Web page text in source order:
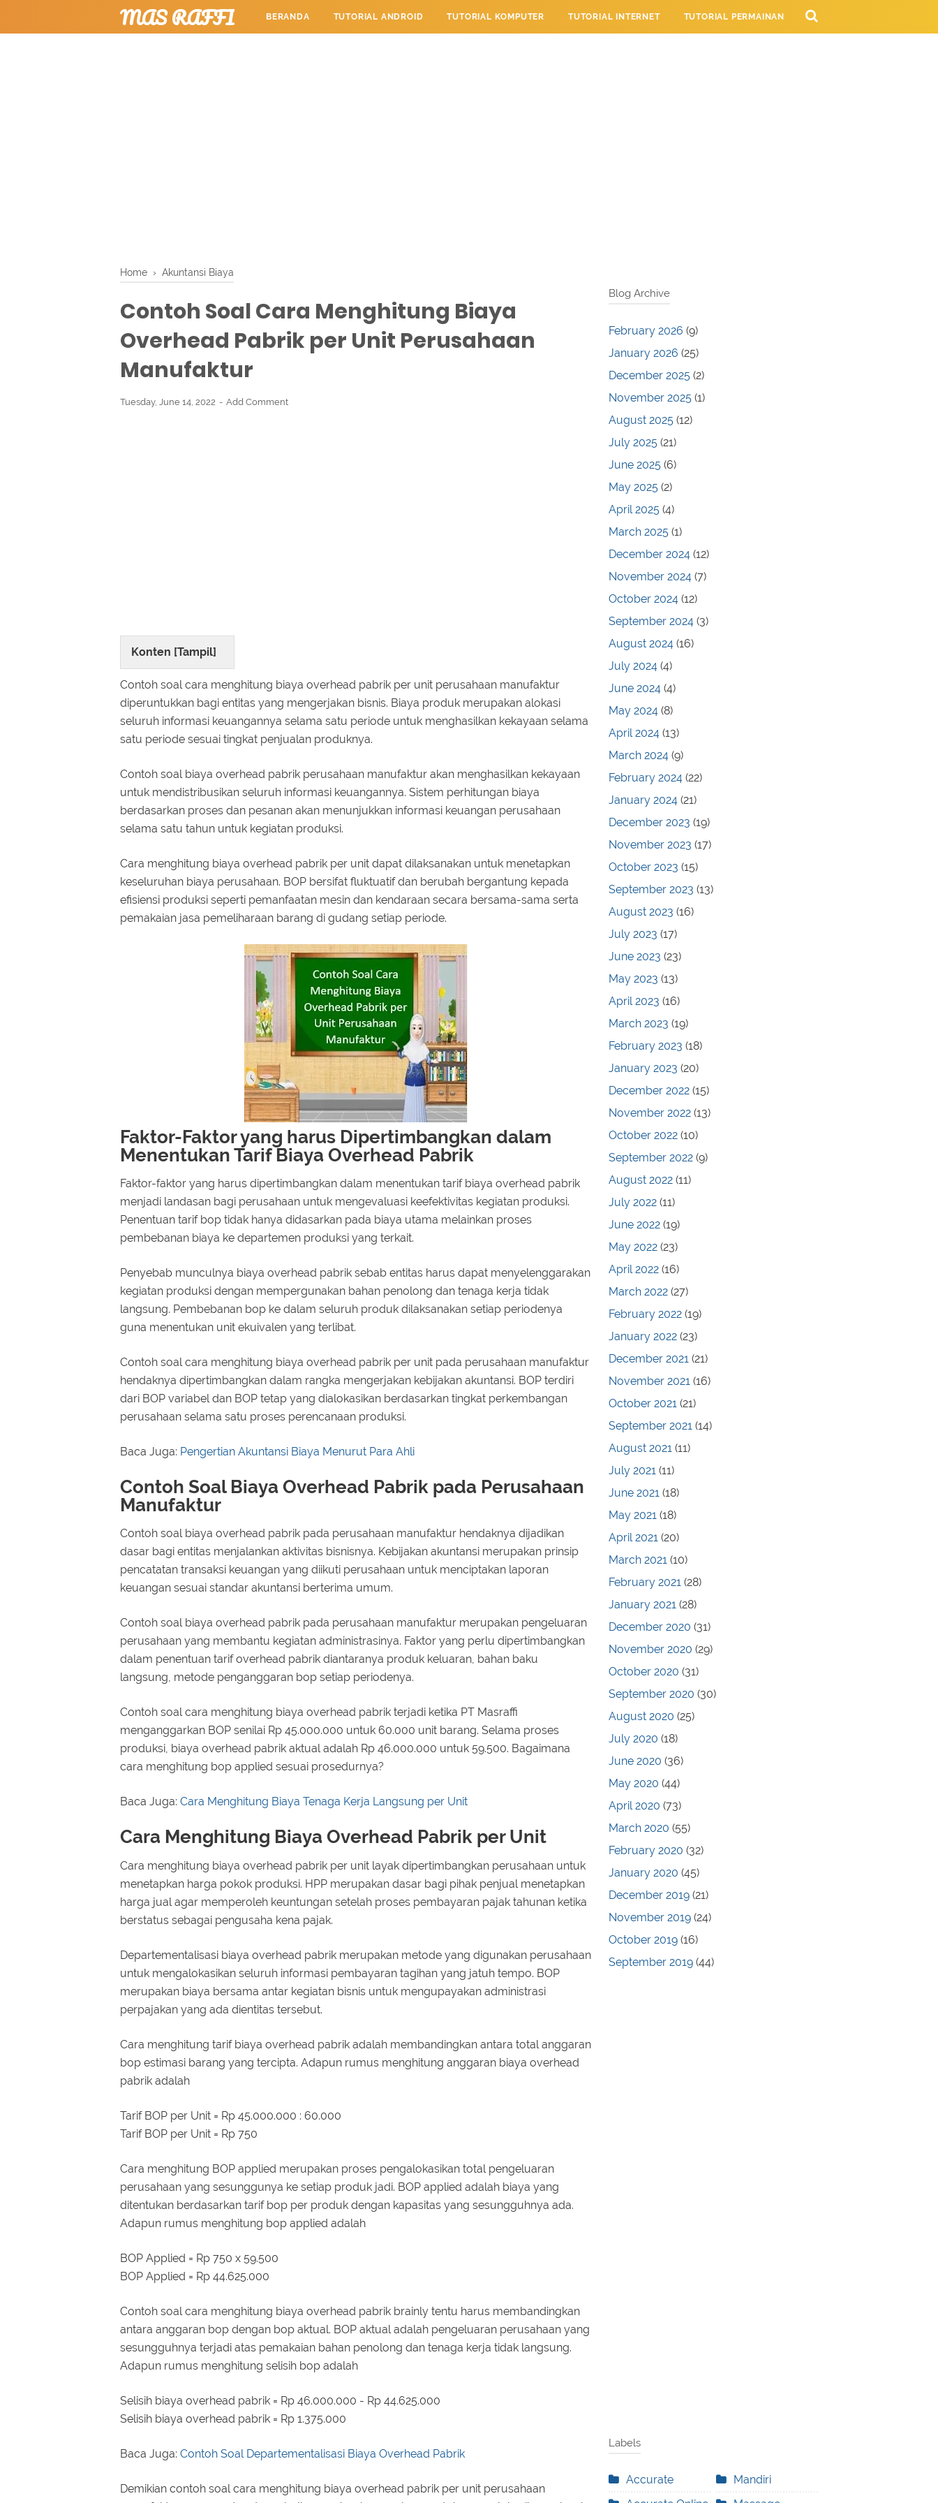
MAS RAFFI BERANDA TUTORIAL ANDROID TUTORIAL KOMPUTER TUTORIAL INTERNET TUTORIAL PERMAINAN
Home › Akuntansi Biaya
Contoh Soal Cara Menghitung Biaya
Overhead Pabrik per Unit Perusahaan
Manufaktur
Tuesday, June 14, 2022 Add Comment
Konten [Tampil]
Contoh soal cara menghitung biaya overhead pabrik per unit perusahaan manufaktur
diperuntukkan bagi entitas yang mengerjakan bisnis. Biaya produk merupakan alokasi
seluruh informasi keuangannya selama satu periode untuk menghasilkan kekayaan selama
satu periode sesuai tingkat penjualan produknya.
Contoh soal biaya overhead pabrik perusahaan manufaktur akan menghasilkan kekayaan
untuk mendistribusikan seluruh informasi keuangannya. Sistem perhitungan biaya
berdasarkan proses dan pesanan akan menunjukkan informasi keuangan perusahaan
selama satu tahun untuk kegiatan produksi.
Cara menghitung biaya overhead pabrik per unit dapat dilaksanakan untuk menetapkan
keseluruhan biaya perusahaan. BOP bersifat fluktuatif dan berubah bergantung kepada
efisiensi produksi seperti pemanfaatan mesin dan kendaraan secara bersama-sama serta
pemakaian jasa pemeliharaan barang di gudang setiap periode.
Faktor-Faktor yang harus Dipertimbangkan dalam
Menentukan Tarif Biaya Overhead Pabrik
Faktor-faktor yang harus dipertimbangkan dalam menentukan tarif biaya overhead pabrik
menjadi landasan bagi perusahaan untuk mengevaluasi keefektivitas kegiatan produksi.
Penentuan tarif bop tidak hanya didasarkan pada biaya utama melainkan proses
pembebanan biaya ke departemen produksi yang terkait.
Penyebab munculnya biaya overhead pabrik sebab entitas harus dapat menyelenggarakan
kegiatan produksi dengan mempergunakan bahan penolong dan tenaga kerja tidak
langsung. Pembebanan bop ke dalam seluruh produk dilaksanakan setiap periodenya
guna menentukan unit ekuivalen yang terlibat.
Contoh soal cara menghitung biaya overhead pabrik per unit pada perusahaan manufaktur
hendaknya dipertimbangkan dalam rangka mengerjakan kebijakan akuntansi. BOP terdiri
dari BOP variabel dan BOP tetap yang dialokasikan berdasarkan tingkat perkembangan
perusahaan selama satu proses perencanaan produksi.
Baca Juga: Pengertian Akuntansi Biaya Menurut Para Ahli
Contoh Soal Biaya Overhead Pabrik pada Perusahaan
Manufaktur
Contoh soal biaya overhead pabrik pada perusahaan manufaktur hendaknya dijadikan
dasar bagi entitas menjalankan aktivitas bisnisnya. Kebijakan akuntansi merupakan prinsip
pencatatan transaksi keuangan yang diikuti perusahaan untuk menciptakan laporan
keuangan sesuai standar akuntansi berterima umum.
Contoh soal biaya overhead pabrik pada perusahaan manufaktur merupakan pengeluaran
perusahaan yang membantu kegiatan administrasinya. Faktor yang perlu dipertimbangkan
dalam penentuan tarif overhead pabrik diantaranya produk keluaran, bahan baku
langsung, metode penganggaran bop setiap periodenya.
Contoh soal cara menghitung biaya overhead pabrik terjadi ketika PT Masraffi
menganggarkan BOP senilai Rp 45.000.000 untuk 60.000 unit barang. Selama proses
produksi, biaya overhead pabrik aktual adalah Rp 46.000.000 untuk 59.500. Bagaimana
cara menghitung bop applied sesuai prosedurnya?
Baca Juga: Cara Menghitung Biaya Tenaga Kerja Langsung per Unit
Cara Menghitung Biaya Overhead Pabrik per Unit
Cara menghitung biaya overhead pabrik per unit layak dipertimbangkan perusahaan untuk
menetapkan harga pokok produksi. HPP merupakan dasar bagi pihak penjual menetapkan
harga jual agar memperoleh keuntungan setelah proses pembayaran pajak tahunan ketika
berstatus sebagai pengusaha kena pajak.
Departementalisasi biaya overhead pabrik merupakan metode yang digunakan perusahaan
untuk mengalokasikan seluruh informasi pembayaran tagihan yang jatuh tempo. BOP
merupakan biaya bersama antar kegiatan bisnis untuk mengupayakan administrasi
perpajakan yang ada dientitas tersebut.
Cara menghitung tarif biaya overhead pabrik adalah membandingkan antara total anggaran
bop estimasi barang yang tercipta. Adapun rumus menghitung anggaran biaya overhead
pabrik adalah
Tarif BOP per Unit = Rp 45.000.000 : 60.000
Tarif BOP per Unit = Rp 750
Cara menghitung BOP applied merupakan proses pengalokasikan total pengeluaran
perusahaan yang sesunggunya ke setiap produk jadi. BOP applied adalah biaya yang
ditentukan berdasarkan tarif bop per produk dengan kapasitas yang sesungguhnya ada.
Adapun rumus menghitung bop applied adalah
BOP Applied = Rp 750 x 59.500
BOP Applied = Rp 44.625.000
Contoh soal cara menghitung biaya overhead pabrik brainly tentu harus membandingkan
antara anggaran bop dengan bop aktual. BOP aktual adalah pengeluaran perusahaan yang
sesungguhnya terjadi atas pemakaian bahan penolong dan tenaga kerja tidak langsung.
Adapun rumus menghitung selisih bop adalah
Selisih biaya overhead pabrik = Rp 46.000.000 - Rp 44.625.000
Selisih biaya overhead pabrik = Rp 1.375.000
Baca Juga: Contoh Soal Departementalisasi Biaya Overhead Pabrik
Demikian contoh soal cara menghitung biaya overhead pabrik per unit perusahaan
Blog Archive
February 2026 (9)
January 2026 (25)
December 2025 (2)
November 2025 (1)
August 2025 (12)
July 2025 (21)
June 2025 (6)
May 2025 (2)
April 2025 (4)
March 2025 (1)
December 2024 (12)
November 2024 (7)
October 2024 (12)
September 2024 (3)
August 2024 (16)
July 2024 (4)
June 2024 (4)
May 2024 (8)
April 2024 (13)
March 2024 (9)
February 2024 (22)
January 2024 (21)
December 2023 (19)
November 2023 (17)
October 2023 (15)
September 2023 (13)
August 2023 (16)
July 2023 (17)
June 2023 (23)
May 2023 (13)
April 2023 (16)
March 2023 (19)
February 2023 (18)
January 2023 (20)
December 2022 (15)
November 2022 (13)
October 2022 (10)
September 2022 (9)
August 2022 (11)
July 2022 (11)
June 2022 (19)
May 2022 (23)
April 2022 (16)
March 2022 (27)
February 2022 (19)
January 2022 (23)
December 2021 (21)
November 2021 (16)
October 2021 (21)
September 2021 (14)
August 2021 (11)
July 2021 (11)
June 2021 (18)
May 2021 (18)
April 2021 (20)
March 2021 (10)
February 2021 (28)
January 2021 (28)
December 2020 (31)
November 2020 (29)
October 2020 (31)
September 2020 (30)
August 2020 (25)
July 2020 (18)
June 2020 (36)
May 2020 (44)
April 2020 (73)
March 2020 (55)
February 2020 (32)
January 2020 (45)
December 2019 (21)
November 2019 (24)
October 2019 (16)
September 2019 (44)
Labels
Accurate
Mandiri